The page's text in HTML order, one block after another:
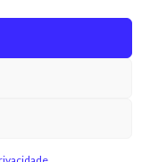
Digital .